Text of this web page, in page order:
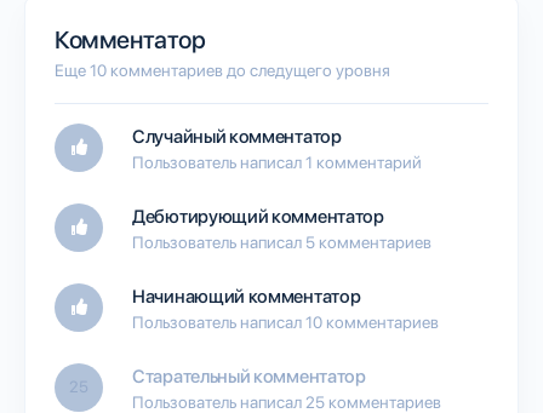
Комментатор
Еще 10 комментариев до следущего уровня
Случайный комментатор
Пользователь написал 1 комментарий
Дебютирующий комментатор
Пользователь написал 5 комментариев
Начинающий комментатор
Пользователь написал 10 комментариев
25 Старательный комментатор
Пользователь написал 25 комментариев